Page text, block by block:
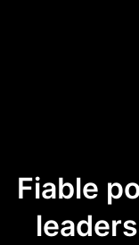
Fiable